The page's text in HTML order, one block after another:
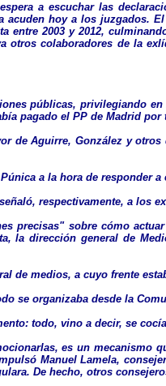
a escuchar las
hoy a los juzgados.
entre 2003 y 2012,
colaboradores de la
públicas, privilegiando
pagado el PP de Madrid
de Aguirre, González y
a la hora de responder a
respectivamente, a los
precisas" sobre cómo
la dirección general de
de medios, a cuyo frente
se organizaba desde la
todo, vino a decir, se
es un mecanismo
Manuel Lamela,
De hecho, otros